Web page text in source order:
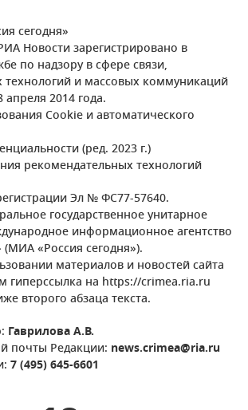
сегодня»
Новости зарегистрировано в
по надзору в сфере связи,
и массовых коммуникаций
2014 года.
Cookie и автоматического
(ред. 2023 г.)
рекомендательных технологий
Эл № ФС77-57640.
государственное унитарное
информационное агентство
(МИА «Россия сегодня»).
материалов и новостей сайта
гиперссылка на https://crimea.ria.ru
второго абзаца текста.
Гаврилова А.В.
почты Редакции: news.crimea@ria.ru
7 (495) 645-6601